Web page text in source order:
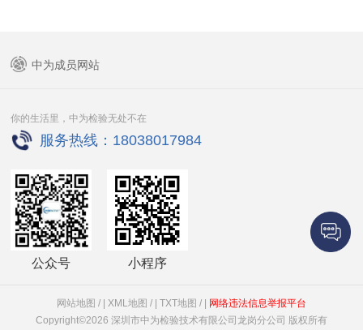
中为成员网站
你的生活里，中为检验无处不在
服务热线：18038017984
公众号 小程序
网站地图 / XML地图 / TXT地图 /
网络违法信息举报平台
Copyright©2026 深圳市中为检验技术有限公司龙岗分公司 版权所有